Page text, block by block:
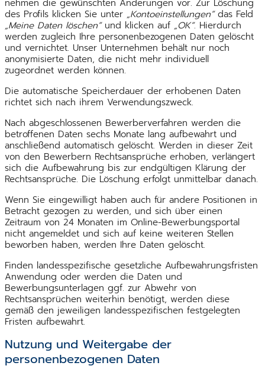
nehmen die gewünschten Änderungen vor. Zur Löschung
des Profils klicken Sie unter „Kontoeinstellungen“das Feld
„Meine Daten löschen“ und klicken auf „OK“. Hierdurch
werden zugleich Ihre personenbezogenen Daten gelöscht
und vernichtet. Unser Unternehmen behält nur noch
anonymisierte Daten, die nicht mehr individuell
zugeordnet werden können.
Die automatische Speicherdauer der erhobenen Daten
richtet sich nach ihrem Verwendungszweck.
Nach abgeschlossenen Bewerberverfahren werden die
betroffenen Daten sechs Monate lang aufbewahrt und
anschließend automatisch gelöscht. Werden in dieser Zeit
von den Bewerbern Rechtsansprüche erhoben, verlängert
sich die Aufbewahrung bis zur endgültigen Klärung der
Rechtsansprüche. Die Löschung erfolgt unmittelbar danach.
Wenn Sie eingewilligt haben auch für andere Positionen in
Betracht gezogen zu werden, und sich über einen
Zeitraum von 24 Monaten im Online-Bewerbungsportal
nicht angemeldet und sich auf keine weiteren Stellen
beworben haben, werden Ihre Daten gelöscht.
Finden landesspezifische gesetzliche Aufbewahrungsfristen
Anwendung oder werden die Daten und
Bewerbungsunterlagen ggf. zur Abwehr von
Rechtsansprüchen weiterhin benötigt, werden diese
gemäß den jeweiligen landesspezifischen festgelegten
Fristen aufbewahrt.
Nutzung und Weitergabe der
personenbezogenen Daten